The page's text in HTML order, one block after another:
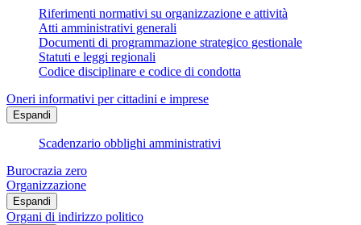
Riferimenti normativi su organizzazione e attività
Atti amministrativi generali
Documenti di programmazione strategico gestionale
Statuti e leggi regionali
Codice disciplinare e codice di condotta
Oneri informativi per cittadini e imprese
Espandi
Scadenzario obblighi amministrativi
Burocrazia zero
Organizzazione
Espandi
Organi di indirizzo politico